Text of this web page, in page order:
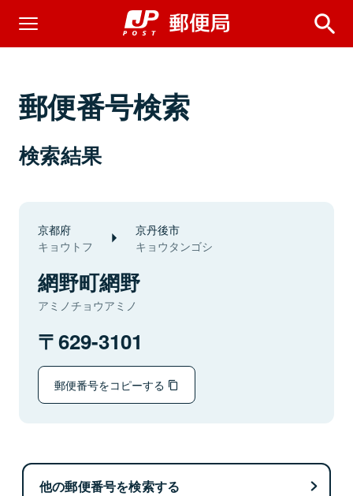
郵便番号検索
検索結果
京都府
キョウトフ
京丹後市
キョウタンゴシ
網野町網野
アミノチョウアミノ
629-3101
郵便番号をコピーする
他の郵便番号を検索する